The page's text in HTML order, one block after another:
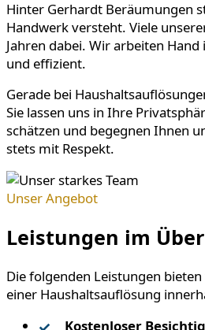
Hinter Gerhardt Beräumungen
Handwerk versteht. Viele
Jahren dabei. Wir arbeiten Hand
und effizient.
Gerade bei
Sie lassen uns in Ihre
schätzen und begegnen Ihnen
stets mit Respekt.
Unser Angebot
Leistungen im
Die folgenden Leistungen
einer Haushaltsauflösung
Kostenloser